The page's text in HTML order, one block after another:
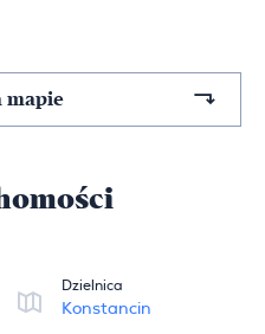
mapie
Dzielnica
Konstancin